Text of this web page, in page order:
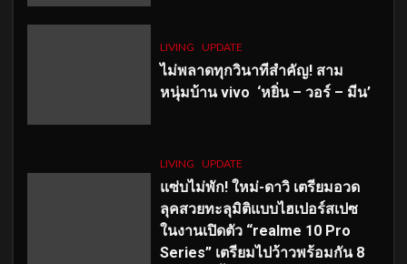
LIVING UPDATE
ไม่พลาดทุกวินาทีสำคัญ! สาม
หนุ่มบ้าน vivo ‘หยิ่น – วอร์ – มีน’
LIVING UPDATE
แซ่บไม่พัก! ใหม่-ดาวิ เตรียมอวด
ลุคสวยทะลุมิติแบบไฮเปอร์สเปซ
ในงานเปิดตัว “realme 10 Pro
Series” เตรียมไปว้าวพร้อมกัน 8